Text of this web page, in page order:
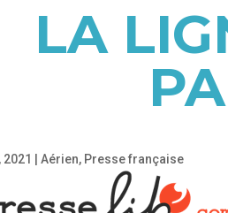
LA
2021 |Aérien, Presse française